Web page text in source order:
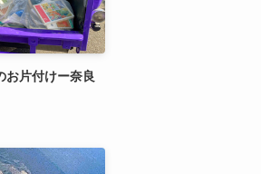
お片付けー奈良